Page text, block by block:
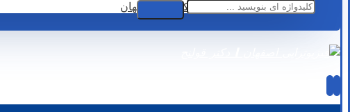
لیزر درمانی دیسک کمر در اصفهان